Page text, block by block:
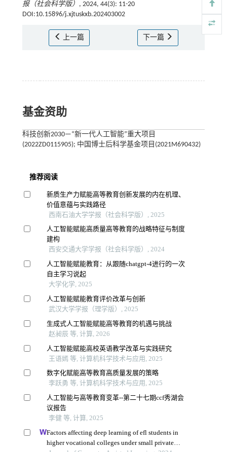
报（社会科学版） , 2024, 44(3): 11-20
DOI:10.15896/j.xjtuskxb.202403002
上一篇 下一篇
基金资助
科技创新2030—“新一代人工智能”重大项目
(2022ZD0115905); 中国博士后科学基金项目(2021M690432)